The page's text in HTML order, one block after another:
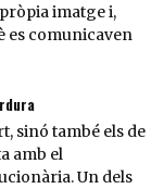
imatge i,
es comunicaven
sinó també els de
amb el
Un dels